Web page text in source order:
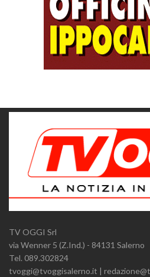
TV OGGI Srl
via Wenner 5 (Z.Ind.) - 84131 Salerno
Tel. 089.302824
tvoggi@tvoggisalerno.it |